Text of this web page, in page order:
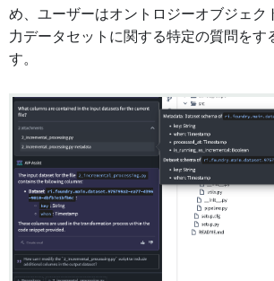
め、ユーザーはオントロジーオブジェク
力データセットに関する特定の質問をす
す。